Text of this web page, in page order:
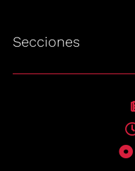
Secciones